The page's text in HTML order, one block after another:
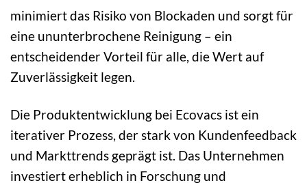
minimiert das Risiko von Blockaden und sorgt für
eine ununterbrochene Reinigung – ein
entscheidender Vorteil für alle, die Wert auf
Zuverlässigkeit legen.
Die Produktentwicklung bei Ecovacs ist ein
iterativer Prozess, der stark von Kundenfeedback
und Markttrends geprägt ist. Das Unternehmen
investiert erheblich in Forschung und